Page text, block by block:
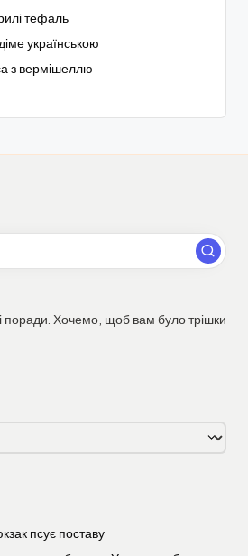
тефаль
українською
з вермішеллю
Хочемо, щоб вам було трішки
псує поставу